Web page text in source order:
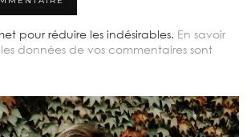
pour réduire les indésirables. En savoir
données de vos commentaires sont